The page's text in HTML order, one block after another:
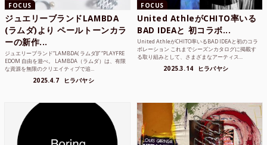
FOCUS
ジュエリーブランドLAMBDA
(ラムダ)より ペールトーンカラ
ーの新作...
ジュエリーブランド“LAMBDA( ラムダ))” “PLAYFRE
EDOM 自由を遊べ。 LAMBDA（ラムダ）は、有限
な資源を無限のクリエイティブで追...
2025.4.7 ヒラバヤシ
FOCUS
United AthleがCHITO率いる
BAD IDEAと 初コラボ...
United AthleがCHITO率いるBAD IDEAと初のコラ
ボレーション これまでシーズンカタログに掲載す
る取り組みとして、さまざまなアーティス...
2025.3.14 ヒラバヤシ